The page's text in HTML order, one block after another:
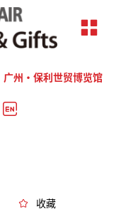
广州·保利世贸博览馆
收藏